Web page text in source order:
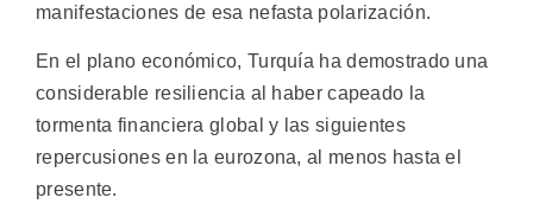
manifestaciones de esa nefasta polarización.
En el plano económico, Turquía ha demostrado una
considerable resiliencia al haber capeado la
tormenta financiera global y las siguientes
repercusiones en la eurozona, al menos hasta el
presente.